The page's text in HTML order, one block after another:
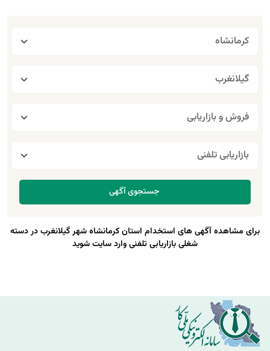
برای مشاهده آگهی های استخدام استان کرمانشاه شهر گیلانغرب در دسته
شغلی بازاریابی تلفنی وارد سایت شوید